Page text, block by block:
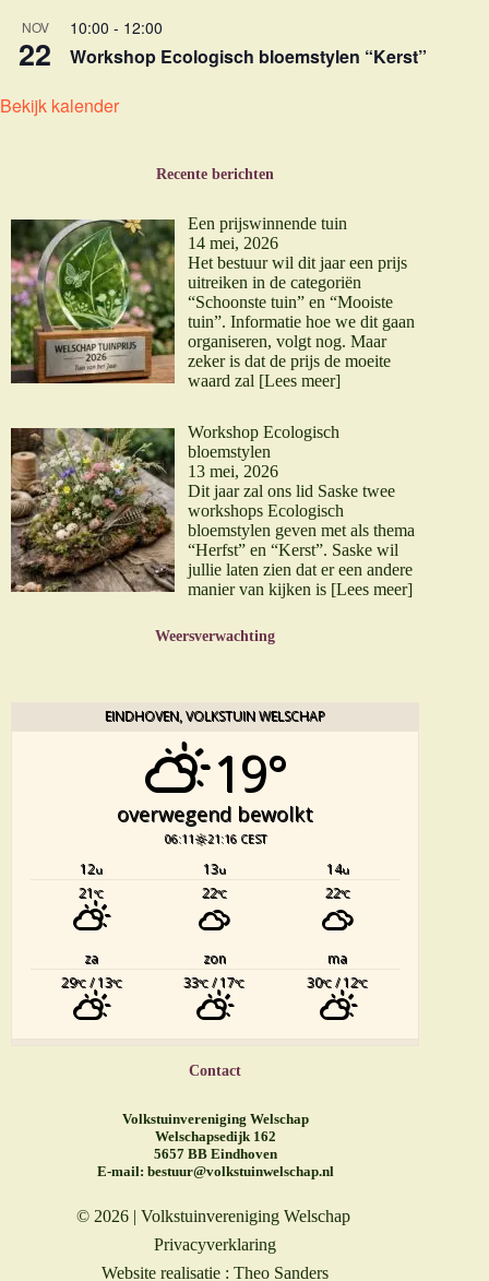
NOV
22
10:00 - 12:00
Workshop Ecologisch bloemstylen “Kerst”
Bekijk kalender
Recente berichten
Een prijswinnende tuin
14 mei, 2026
Het bestuur wil dit jaar een prijs
uitreiken in de categoriën
“Schoonste tuin” en “Mooiste
tuin”. Informatie hoe we dit gaan
organiseren, volgt nog. Maar
zeker is dat de prijs de moeite
waard zal [Lees meer]
Workshop Ecologisch
bloemstylen
13 mei, 2026
Dit jaar zal ons lid Saske twee
workshops Ecologisch
bloemstylen geven met als thema
“Herfst” en “Kerst”. Saske wil
jullie laten zien dat er een andere
manier van kijken is [Lees meer]
Weersverwachting
EINDHOVEN, VOLKSTUIN WELSCHAP
19°
overwegend bewolkt
06:11 21:16 CEST
12u 13u 14u
21°C 22°C 22°C
za zon
ma
29°C/ 13°C 33°C / 17°C 30°C / 12°C
Contact
Volkstuinvereniging Welschap
Welschapsedijk 162
5657 BB Eindhoven
E-mail: bestuur@volkstuinwelschap.nl
© 2026 | Volkstuinvereniging Welschap
Privacyverklaring
Website realisatie : Theo Sanders